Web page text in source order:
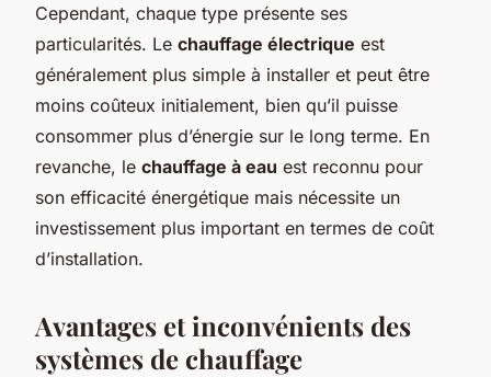
Cependant, chaque type présente ses
particularités. Le chauffage électrique est
généralement plus simple à installer et peut être
moins coûteux initialement, bien qu’il puisse
consommer plus d’énergie sur le long terme. En
revanche, le chauffage à eau est reconnu pour
son efficacité énergétique mais nécessite un
investissement plus important en termes de coût
d’installation.
Avantages et inconvénients des
systèmes de chauffage